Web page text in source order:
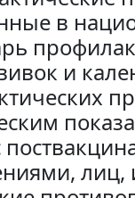
в
и